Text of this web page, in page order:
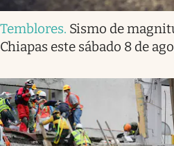
Temblores. Sismo de
Chiapas este sábado 8 de